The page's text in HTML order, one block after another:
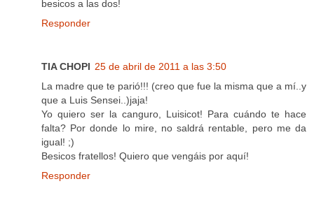
besicos a las dos!
Responder
TIA CHOPI 25 de abril de 2011 a las 3:50
La madre que te parió!!! (creo que fue la misma que a mí..y
que a Luis Sensei..)jaja!
Yo quiero ser la canguro, Luisicot! Para cuándo te hace
falta? Por donde lo mire, no saldrá rentable, pero me da
igual! ;)
Besicos fratellos! Quiero que vengáis por aquí!
Responder